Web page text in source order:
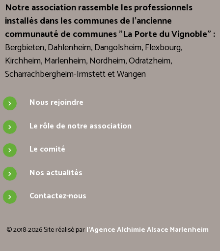
Notre association rassemble les professionnels
installés dans les communes de l'ancienne
communauté de communes "La Porte du Vignoble" :
Bergbieten, Dahlenheim, Dangolsheim, Flexbourg,
Kirchheim, Marlenheim, Nordheim, Odratzheim,
Scharrachbergheim-Irmstett et Wangen
Nous rejoindre
Le rôle de notre association
Le comité
Nos actualités
Contactez-nous
© 2018-2026 Site réalisé parl'Agence Alchimie Alsace Marlenheim